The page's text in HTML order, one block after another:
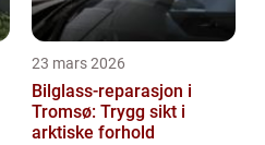
23 mars 2026
Bilglass-reparasjon i
Tromsø: Trygg sikt i
arktiske forhold